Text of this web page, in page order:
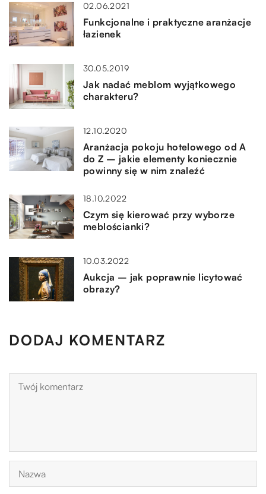
02.06.2021
Funkcjonalne i praktyczne aranżacje
łazienek
30.05.2019
Jak nadać meblom wyjątkowego
charakteru?
12.10.2020
Aranżacja pokoju hotelowego od A
do Z – jakie elementy koniecznie
powinny się w nim znaleźć
18.10.2022
Czym się kierować przy wyborze
meblościanki?
10.03.2022
Aukcja – jak poprawnie licytować
obrazy?
DODAJ KOMENTARZ